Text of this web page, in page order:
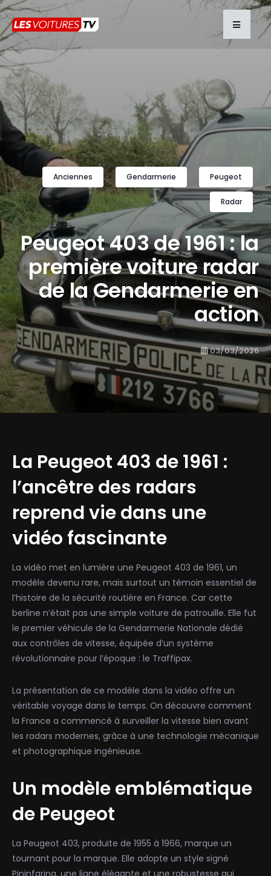
Anciennes Gendarmerie Peugeot
Radar
Peugeot 403 de 1961 : la
première voiture radar
de la Gendarmerie en
action
03/03/2026
La Peugeot 403 de 1961 :
l’ancêtre des radars
reprend vie dans une
vidéo fascinante
La vidéo met en lumière une Peugeot 403 de 1961, un
modèle devenu rare, mais surtout un témoin essentiel de
l’histoire de la sécurité routière en France. Car cette
berline n’était pas une simple voiture de patrouille. Elle fut
le premier véhicule de la Gendarmerie Nationale dédié
aux contrôles de vitesse, équipée d’un système
révolutionnaire pour l’époque : le Traffipax.
La présentation de ce modèle dans la vidéo offre un
véritable voyage dans le temps. On découvre comment
la France a commencé à surveiller la vitesse bien avant
les radars modernes, grâce à une technologie mécanique
et photographique ingénieuse.
Un modèle emblématique
de Peugeot
La Peugeot 403, produite de 1955 à 1966, marque un
tournant pour la marque. Elle adopte un style signé
Pininfarina, une ligne élégante et une robustesse qui